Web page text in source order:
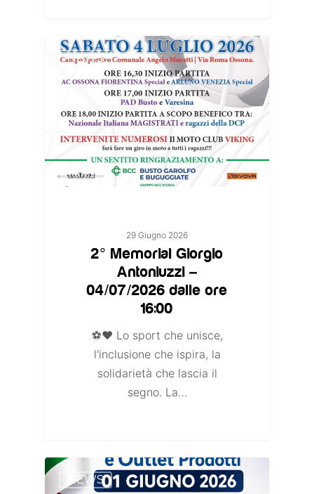
NEWS
29 Giugno 2026
2° Memorial Giorgio
Antoniuzzi –
04/07/2026 dalle ore
16:00
⚽❤️ Lo sport che unisce,
l'inclusione che ispira, la
solidarietà che lascia il
segno. La…
NEWS